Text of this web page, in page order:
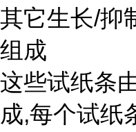
其它生长/抑
组成
这些试纸条
成,每个试纸